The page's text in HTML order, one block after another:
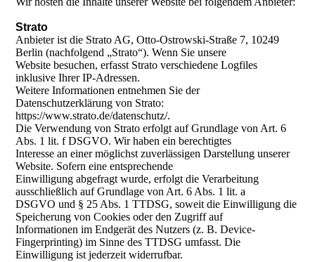
Strato
Anbieter ist die Strato AG, Otto-Ostrowski-Straße 7, 10249
Berlin (nachfolgend „Strato“). Wenn Sie unsere
Website besuchen, erfasst Strato verschiedene Logfiles
inklusive Ihrer IP-Adressen.
Weitere Informationen entnehmen Sie der
Datenschutzerklärung von Strato:
https://www.strato.de/datenschutz/.
Die Verwendung von Strato erfolgt auf Grundlage von Art. 6
Abs. 1 lit. f DSGVO. Wir haben ein berechtigtes
Interesse an einer möglichst zuverlässigen Darstellung unserer
Website. Sofern eine entsprechende
Einwilligung abgefragt wurde, erfolgt die Verarbeitung
ausschließlich auf Grundlage von Art. 6 Abs. 1 lit. a
DSGVO und § 25 Abs. 1 TTDSG, soweit die Einwilligung die
Speicherung von Cookies oder den Zugriff auf
Informationen im Endgerät des Nutzers (z. B. Device-
Fingerprinting) im Sinne des TTDSG umfasst. Die
Einwilligung ist jederzeit widerrufbar.